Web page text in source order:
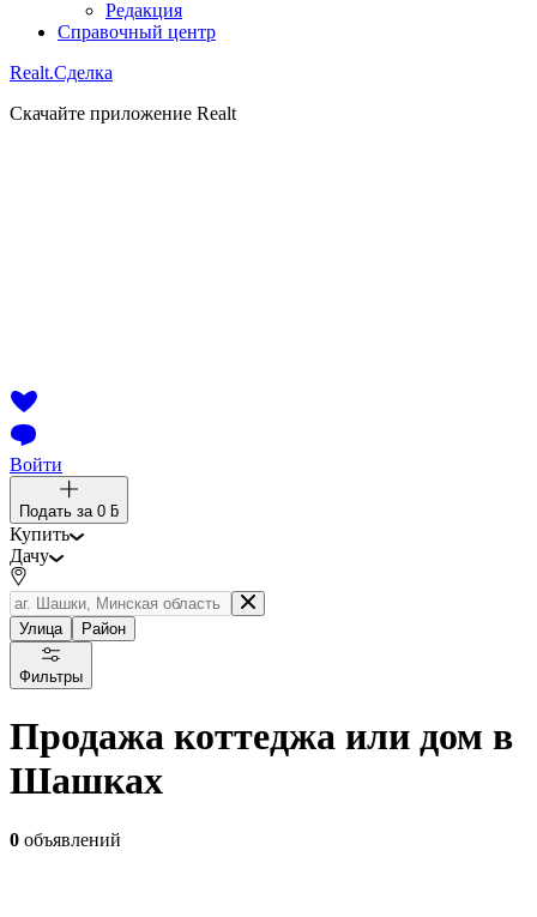
Редакция
Справочный центр
Realt.Сделка
Скачайте приложение Realt
Войти
Подать за 0 ƃ
Купить
Дачу
Улица Район
Фильтры
Продажа коттеджа или дом в
Шашках
0 объявлений